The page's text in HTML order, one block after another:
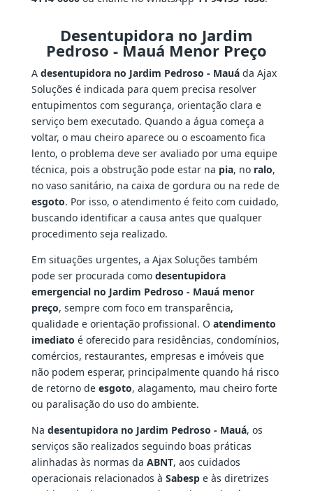
Desentupidora no Jardim
Pedroso - Mauá Menor Preço
A desentupidora no Jardim Pedroso - Mauáda Ajax
Soluções é indicada para quem precisa resolver
entupimentos com segurança, orientação clara e
serviço bem executado. Quando a água começa a
voltar, o mau cheiro aparece ou o escoamento fica
lento, o problema deve ser avaliado por uma equipe
técnica, pois a obstrução pode estar na pia, no ralo,
no vaso sanitário, na caixa de gordura ou na rede de
esgoto. Por isso, o atendimento é feito com cuidado,
buscando identificar a causa antes que qualquer
procedimento seja realizado.
Em situações urgentes, a Ajax Soluções também
pode ser procurada como desentupidora
emergencial no Jardim Pedroso - Mauá menor
preço, sempre com foco em transparência,
qualidade e orientação profissional. O atendimento
imediato é oferecido para residências, condomínios,
comércios, restaurantes, empresas e imóveis que
não podem esperar, principalmente quando há risco
de retorno de esgoto, alagamento, mau cheiro forte
ou paralisação do uso do ambiente.
Na desentupidora no Jardim Pedroso - Mauá, os
serviços são realizados seguindo boas práticas
alinhadas às normas da ABNT, aos cuidados
operacionais relacionados à Sabespe às diretrizes